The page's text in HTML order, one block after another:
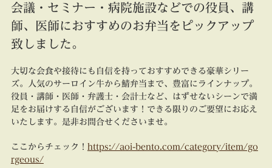
会議・セミナー・病院施設などでの役員、講
師、医師におすすめのお弁当をピックアップ
致しました。
大切な会食や接待にも自信を持っておすすめできる豪華シリー
ズ。人気のサーロイン牛から鯖弁当まで、豊富にラインナップ。
役員・講師・医師・弁護士・会計士など、はずせないシーンで満
足をお届けする自信がございます！できる限りのご要望にお応え
いたします。是非お問合せくださいませ。
ここからチェック！ https://aoi-bento.com/category/item/go
rgeous/